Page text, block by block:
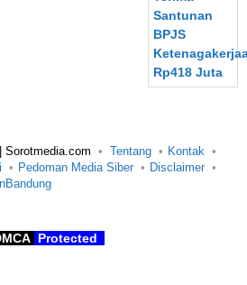
Sorotmedia.com Tentang
Kontak
Pedoman Media Siber
Disclaimer
Protected